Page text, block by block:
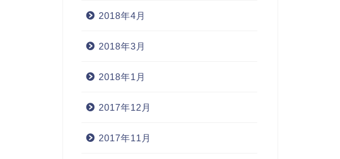
2018年4月
2018年3月
2018年1月
2017年12月
2017年11月